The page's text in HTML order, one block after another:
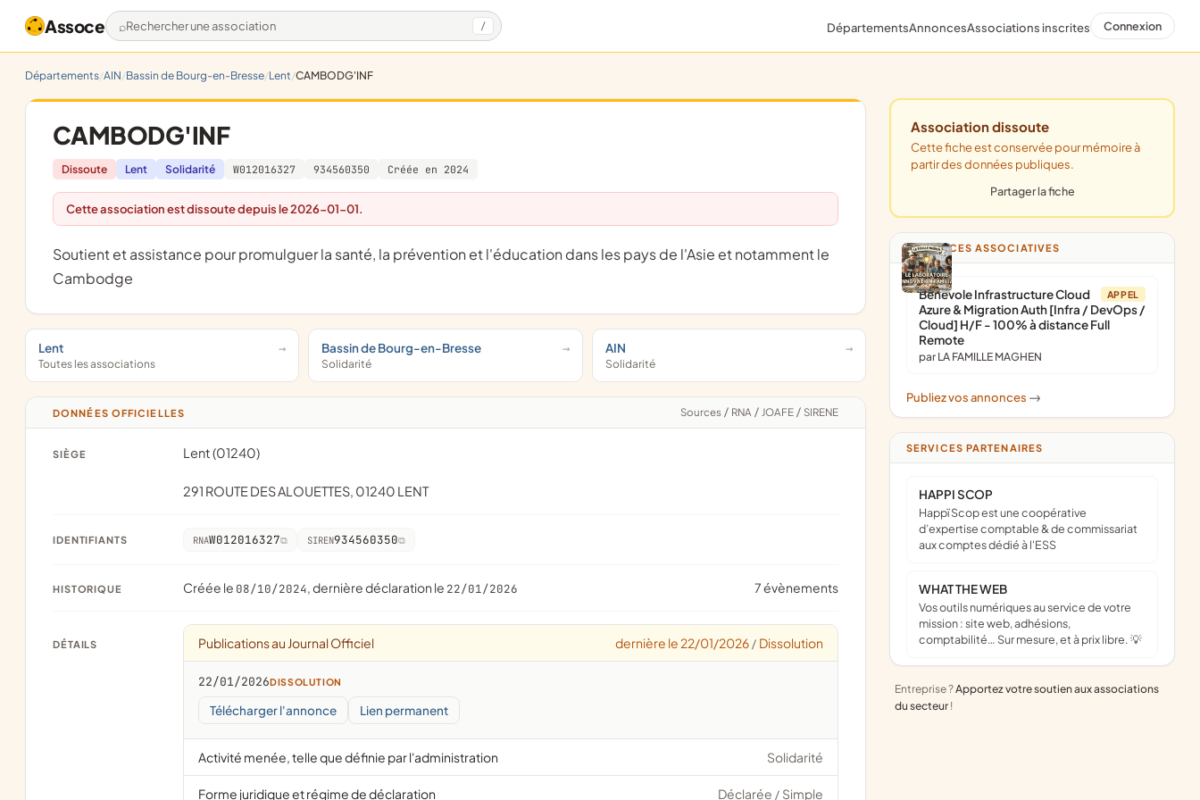
Assoce Rechercher une association / DépartementsAnnoncesAssociations inscrites Connexion
Départements AIN Bassin de Bourg-en-Bresse Lent CAMBODG'INF
CAMBODG'INF
Dissoute Lent Solidarité W012016327 934560350 Créée en 2024
Cette association est dissoute depuis le 2026-01-01.
soutient et assistance pour promulguer la santé, la prévention et l'éducation dans les pays de l'Asie et notamment le
Cambodge
Lent
Toutes les associations
Bassin de Bourg-en-Bresse
Solidarité
AIN
Solidarité
DONNÉES OFFICIELLES Sources / RNA / JOAFE / SIRENE
SIÈGE Lent (01240)
291 ROUTE DES ALOUETTES, 01240 LENT
IDENTIFIANTS RNAW012016327 SIREN934560350
HISTORIQUE Créée le 08/10/2024, dernière déclaration le 22/01/2026 7 évènements
DÉTAILS Publications au Journal Officiel dernière le 22/01/2026 / Dissolution
22/01/2026DISSOLUTION
Télécharger l'annonce Lien permanent
Activité menée, telle que définie par l'administration Solidarité
Forme juridique et régime de déclaration Déclarée / Simple
Association dissoute
Cette fiche est conservée pour mémoire à
partir des données publiques.
Partager la fiche
ANNONCES ASSOCIATIVES
APPEL
Bénévole Infrastructure Cloud
Azure & Migration Auth [Infra / DevOps /
Cloud] H/F - 100% à distance Full
Remote
par LA FAMILLE MAGHEN
Publiez vos annonces ->
SERVICES PARTENAIRES
HAPPI SCOP
Happï Scop est une coopérative
d’expertise comptable & de commissariat
aux comptes dédié à l'ESS
WHAT THE WEB
Vos outils numériques au service de votre
mission : site web, adhésions,
comptabilité… Sur mesure, et à prix libre. 💡
Entreprise ?Apportez votre soutien aux associations
du secteur !